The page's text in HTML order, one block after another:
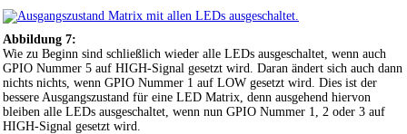
Abbildung 7:
Wie zu Beginn sind schließlich wieder alle LEDs ausgeschaltet, wenn auch
GPIO Nummer 5 auf HIGH-Signal gesetzt wird. Daran ändert sich auch dann
nichts nichts, wenn GPIO Nummer 1 auf LOW gesetzt wird. Dies ist der
bessere Ausgangszustand für eine LED Matrix, denn ausgehend hiervon
bleiben alle LEDs ausgeschaltet, wenn nun GPIO Nummer 1, 2 oder 3 auf
HIGH-Signal gesetzt wird.